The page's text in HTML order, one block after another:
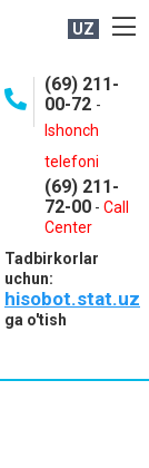
UZ
(69) 211-
00-72 -
Ishonch
telefoni
(69) 211-
72-00 - Call
Center
Tadbirkorlar
uchun:
hisobot.stat.uz
ga o'tish